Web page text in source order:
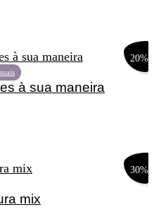
20%
à sua maneira
30%
mix